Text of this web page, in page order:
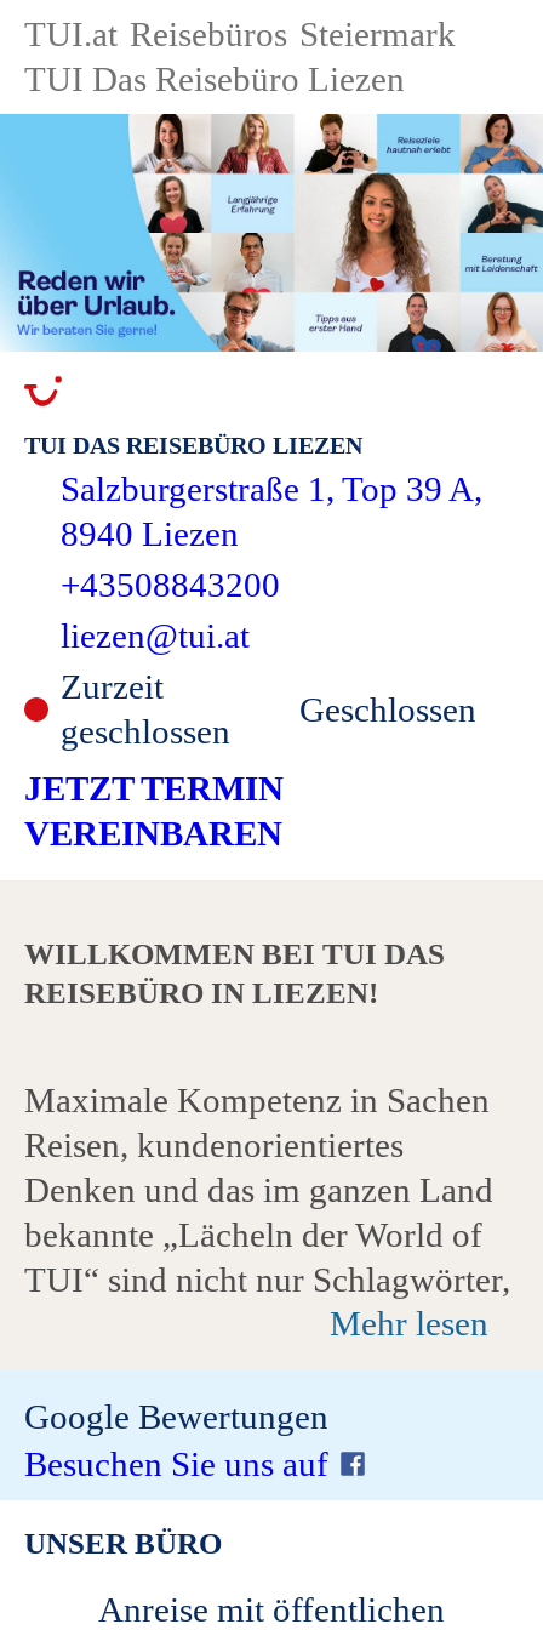
TUI.at Reisebüros Steiermark
TUI Das Reisebüro Liezen
TUI DAS REISEBÜRO LIEZEN
Salzburgerstraße 1, Top 39 A,
8940 Liezen
+43508843200
liezen@tui.at
Zurzeit
geschlossen
Geschlossen
JETZT TERMIN
VEREINBAREN
WILLKOMMEN BEI TUI DAS
REISEBÜRO IN LIEZEN!
Maximale Kompetenz in Sachen
Reisen, kundenorientiertes
Denken und das im ganzen Land
bekannte „Lächeln der World of
TUI“ sind nicht nur Schlagwörter,
sondern werden von allen TUI
eigene Reisen kennen die
engagierten Mitarbeiter:innen
viele Destinationen weltweit und
haben immer einen Geheimtipp
für Sie parat. Kommen Sie vorbei
Mehr lesen
Google Bewertungen
Besuchen Sie uns auf
UNSER BÜRO
Anreise mit öffentlichen